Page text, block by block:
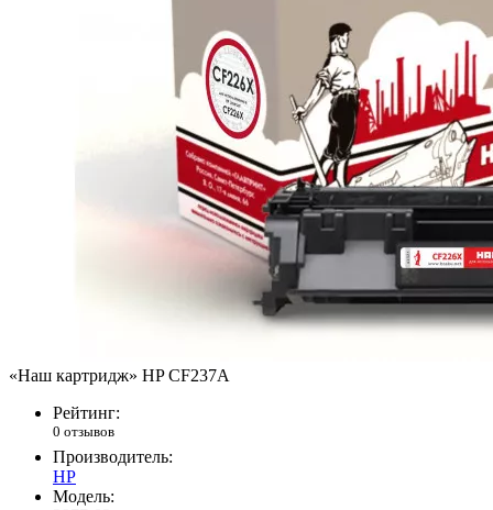
«Наш картридж» HP CF237A
Рейтинг:
0 отзывов
Производитель:
HP
Модель: